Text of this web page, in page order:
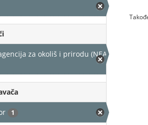
za okoliš i prirodu (NEAKTIVAN)
1